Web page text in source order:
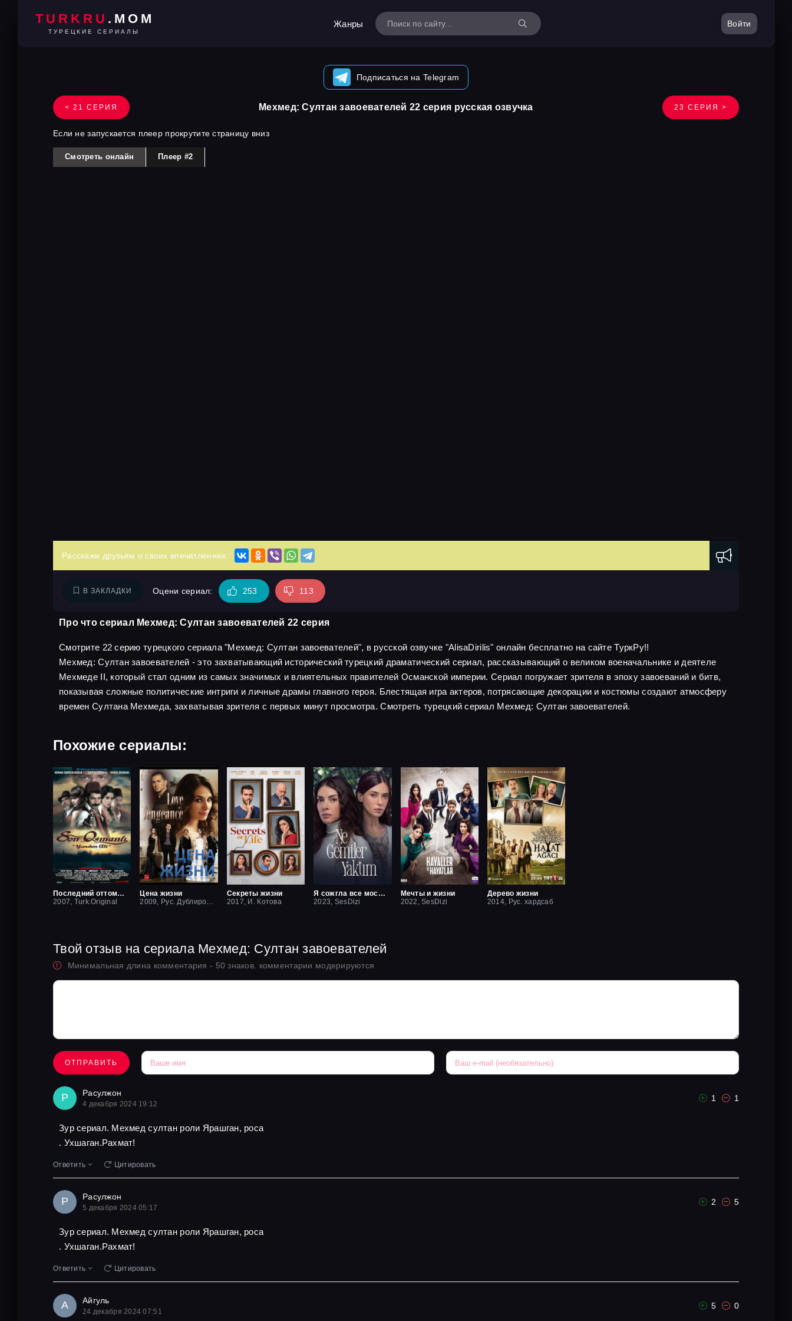
TURKRU .MOM
ТУРЕЦКИЕ СЕРИАЛЫ
Жанры Войти
Подписаться на Telegram
< 21 СЕРИЯ Мехмед: Султан завоевателей 22 серия русская озвучка 23 СЕРИЯ >
Если не запускается плеер прокрутите страницу вниз
Смотреть онлайн Плеер #2
Расскажи друзьям о своих впечатлениях:
В ЗАКЛАДКИ Оцени сериал: 253 113
Про что сериал Мехмед: Султан завоевателей 22 серия
Смотрите 22 серию турецкого сериала "Мехмед: Султан завоевателей", в русской озвучке "AlisaDirilis" онлайн бесплатно на сайте ТуркРу!!
Мехмед: Султан завоевателей - это захватывающий исторический турецкий драматический сериал, рассказывающий о великом военачальнике и деятеле
Мехмеде II, который стал одним из самых значимых и влиятельных правителей Османской империи. Сериал погружает зрителя в эпоху завоеваний и битв,
показывая сложные политические интриги и личные драмы главного героя. Блестящая игра актеров, потрясающие декорации и костюмы создают атмосферу
времен Султана Мехмеда, захватывая зрителя с первых минут просмотра. Смотреть турецкий сериал Мехмед: Султан завоевателей.
Похожие сериалы:
Последний оттоман: Яндим Али
2007, Turk.Original
Цена жизни
Секреты жизни
2017, И. Котова
Я сожгла все мосты / Какие корабли я сжёг
2023, SesDizi
Мечты и жизни
2022, SesDizi
Дерево жизни
2014, Рус. хардсаб
Твой отзыв на сериала Мехмед: Султан завоевателей
Минимальная длина комментария - 50 знаков. комментарии модерируются
ОТПРАВИТЬ
Р Расулжон
4 декабря 2024 19:12
1 1
Зур сериал. Мехмед султан роли Ярашган, роса
. Ухшаган.Рахмат!
Ответить Цитировать
Р Расулжон
5 декабря 2024 05:17
2 5
Зур сериал. Мехмед султан роли Ярашган, роса
. Ухшаган.Рахмат!
Ответить Цитировать
А Айгуль
24 декабря 2024 07:51
5 0